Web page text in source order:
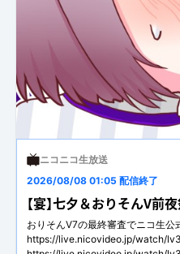
ニコニコ生放送
2026/08/08 01:05 配信終了
【宴】七夕＆おりそんV前夜
おりそんV7の最終審査でニコ生公
https://live.nicovideo.jp/watch/